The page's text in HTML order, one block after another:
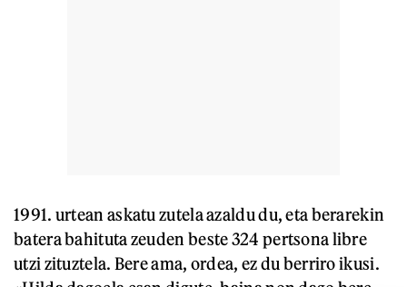
1991. urtean askatu zutela azaldu du, eta berarekin
batera bahituta zeuden beste 324 pertsona libre
utzi zituztela. Bere ama, ordea, ez du berriro ikusi.